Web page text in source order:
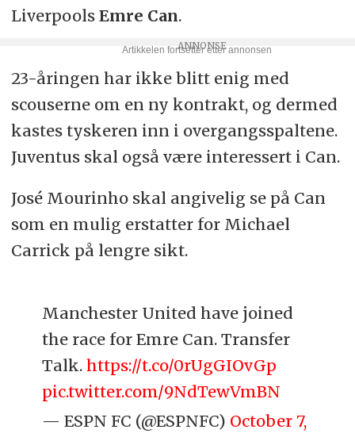
Liverpools Emre Can.
23-åringen har ikke blitt enig med
scouserne om en ny kontrakt, og dermed
kastes tyskeren inn i overgangsspaltene.
Juventus skal også være interessert i Can.
José Mourinho skal angivelig se på Can
som en mulig erstatter for Michael
Carrick på lengre sikt.
Manchester United have joined
the race for Emre Can. Transfer
Talk.https://t.co/0rUgGIOvGp
pic.twitter.com/9NdTewVmBN
— ESPN FC (@ESPNFC) October 7,